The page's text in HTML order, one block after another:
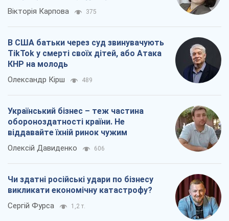
Вікторія Карпова 375
В США батьки через суд звинувачують
TikTok у смерті своїх дітей, або Атака
КНР на молодь
Олександр Кірш 489
Український бізнес – теж частина
обороноздатності країни. Не
віддавайте їхній ринок чужим
Олексій Давиденко 606
Чи здатні російські удари по бізнесу
викликати економічну катастрофу?
Сергій Фурса 1,2 т.